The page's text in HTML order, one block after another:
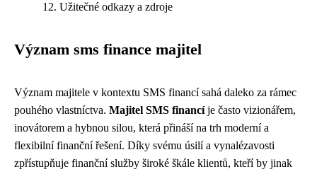
Užitečné odkazy a zdroje
Význam sms finance majitel
Význam majitele v kontextu SMS financí sahá daleko za rámec
pouhého vlastníctva. Majitel SMS financíje často vizionářem,
inovátorem a hybnou silou, která přináší na trh moderní a
flexibilní finanční řešení. Díky svému úsilí a vynalézavosti
zpřístupňuje finanční služby široké škále klientů, kteří by jinak